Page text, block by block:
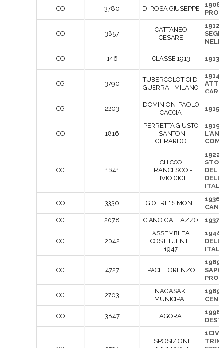
CO 3780 DI ROSA GIUSEPPE
CO 3857
CATTANEO
CESARE
CO 146 CLASSE 1913
CG 3790
TUBERCOLOTICI DI
GUERRA - MILANO
CG 2203
DOMINIONI PAOLO
CACCIA
CO 1816
PERRETTA GIUSTO
- SANTONI
GERARDO
CG 1641
CHICCO
FRANCESCO -
LIVIO GIGI
DEL
CO 3330 GIOFRE' SIMONE
CG
2078 CIANO GALEAZZO
CG 2042
ASSEMBLEA
COSTITUENTE
1947
CG 4727 PACE LORENZO
CG 2703
NAGASAKI
MUNICIPAL
CO 3847 AGORA'
ESPOSIZIONE